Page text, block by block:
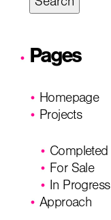
Pages
Homepage
Projects
Completed
For Sale
In Progress
Approach